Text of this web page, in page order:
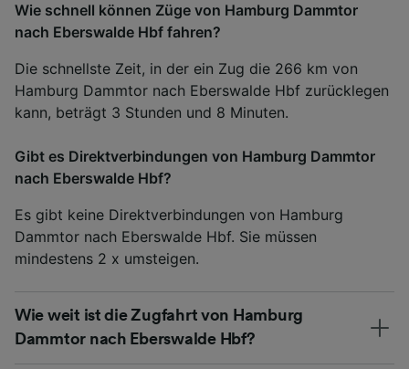
Wie schnell können Züge von Hamburg Dammtor
nach Eberswalde Hbf fahren?
Die schnellste Zeit, in der ein Zug die 266 km von
Hamburg Dammtor nach Eberswalde Hbf zurücklegen
kann, beträgt 3 Stunden und 8 Minuten.
Gibt es Direktverbindungen von Hamburg Dammtor
nach Eberswalde Hbf?
Es gibt keine Direktverbindungen von Hamburg
Dammtor nach Eberswalde Hbf. Sie müssen
mindestens 2 x umsteigen.
Wie weit ist die Zugfahrt von Hamburg
Dammtor nach Eberswalde Hbf?